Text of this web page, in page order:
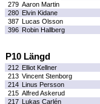
279 Aaron Martin
280 Elvin Kidane
387 Lucas Olsson
396 Robin Hallberg
P10 Längd
212 Elliot Kellner
213 Vincent Stenborg
214 Linus Persson
215 Alfred Askerud
217 Lukas Carlén